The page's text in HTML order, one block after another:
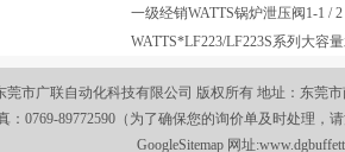
莞市广联自动化科技有限公司 版权所有 地址：东莞
：0769-89772590（为了确保您的询价单及时处理，
GoogleSitemap 网址: